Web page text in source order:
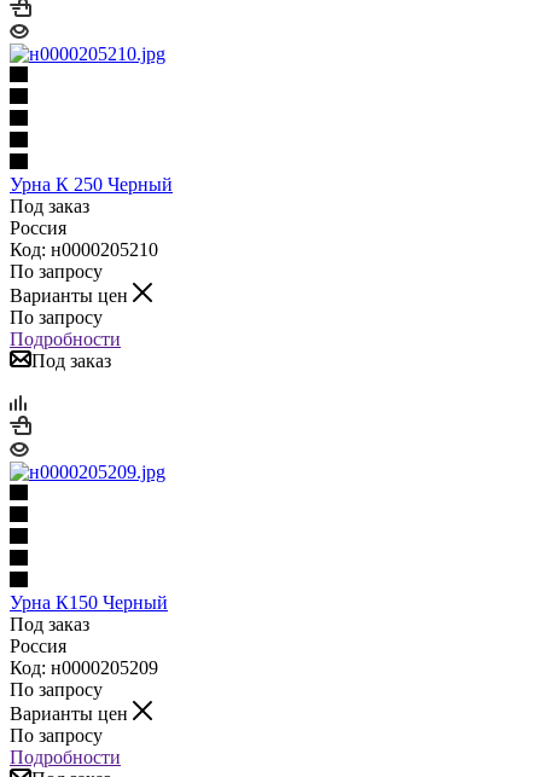
Урна К 250 Черный
Под заказ
Россия
Код: н0000205210
По запросу
Варианты цен
По запросу
Подробности
Под заказ
Урна К150 Черный
Под заказ
Россия
Код: н0000205209
По запросу
Варианты цен
По запросу
Подробности